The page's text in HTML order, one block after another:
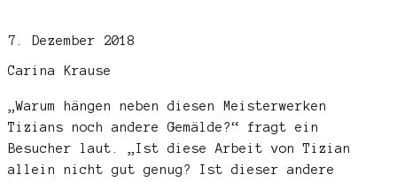
7. Dezember 2018
Carina Krause
„Warum hängen neben diesen Meisterwerken
Tizians noch andere Gemälde?“ fragt ein
Besucher laut. „Ist diese Arbeit von Tizian
allein nicht gut genug? Ist dieser andere